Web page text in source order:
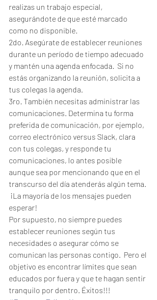
realizas un trabajo especial,
asegurándote de que esté marcado
como no disponible.
2do. Asegúrate de establecer reuniones
durante un período de tiempo adecuado
y mantén una agenda enfocada.  Si no
estás organizando la reunión, solicita a
tus colegas la agenda.
3ro. También necesitas administrar las
comunicaciones. Determina tu forma
preferida de comunicación, por ejemplo,
correo electrónico versus Slack, clara
con tus colegas, y responde tu
comunicaciones, lo antes posible
aunque sea por mencionando que en el
transcurso del día atenderás algún tema.
¡La mayoría de los mensajes pueden
esperar!
Por supuesto, no siempre puedes
establecer reuniones según tus
necesidades o asegurar cómo se
comunican las personas contigo.  Pero el
objetivo es encontrar límites que sean
educados por fuera y que te hagan sentir
tranquilo por dentro. Éxitos!!!